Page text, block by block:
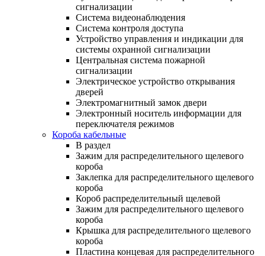
сигнализации
Система видеонаблюдения
Система контроля доступа
Устройство управления и индикации для
системы охранной сигнализации
Центральная система пожарной
сигнализации
Электрическое устройство открывания
дверей
Электромагнитный замок двери
Электронный носитель информации для
переключателя режимов
Короба кабельные
В раздел
Зажим для распределительного щелевого
короба
Заклепка для распределительного щелевого
короба
Короб распределительный щелевой
Зажим для распределительного щелевого
короба
Крышка для распределительного щелевого
короба
Пластина концевая для распределительного